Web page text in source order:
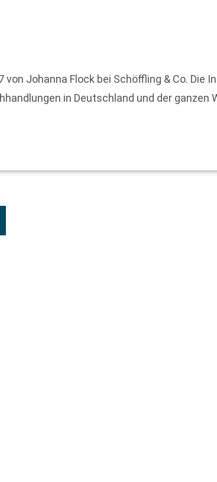
Johanna Flock bei Schöffling & Co. Die
in Deutschland und der ganzen